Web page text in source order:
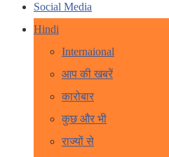
Social Media
Hindi
Internaional
आप की खबरें
कारोबार
कुछ और भी
राज्यों से